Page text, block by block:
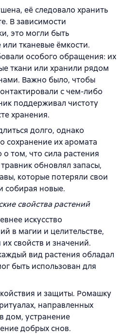
её следовало хранить
В зависимости
это могли быть
тканевые ёмкости.
особого обращения: их
ткани или хранили рядом
Важно было, чтобы
с чем-либо
поддерживал чистоту
хранения.
долго, однако
сохранение их аромата
о том, что сила растения
обновлял запасы,
которые потеряли свои
собирая новые.
свойства растений
искусство
в магии и целительстве,
свойств и значений.
вид растения обладал
быть использован для
и защиты. Ромашку
направленных
дом, устранение
добрых снов.